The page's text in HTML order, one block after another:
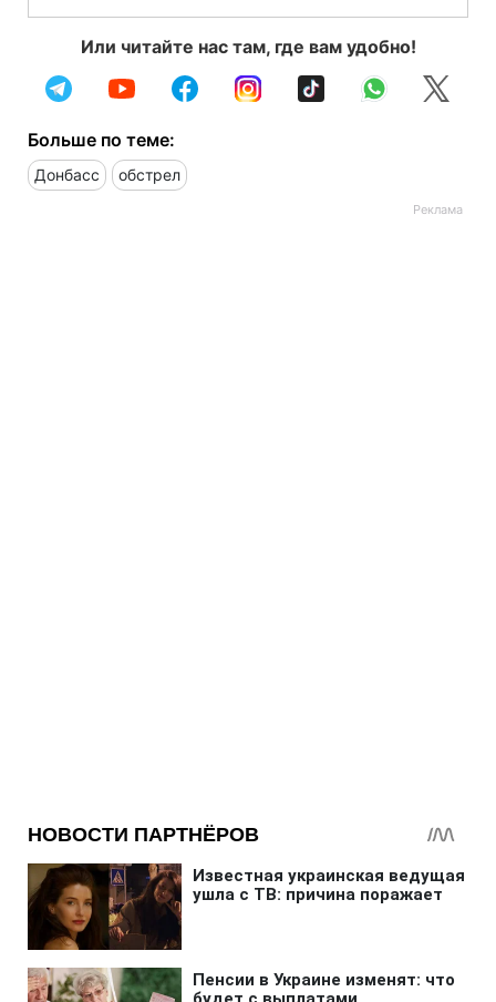
Или читайте нас там, где вам удобно!
Больше по теме:
Донбасс обстрел